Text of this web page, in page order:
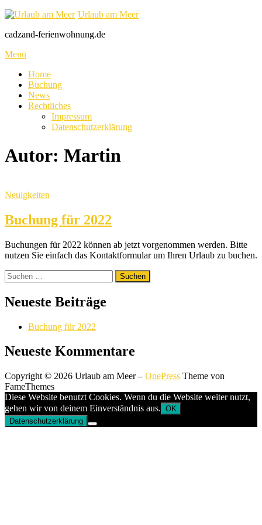
Zum
springen
Urlaub am Meer
cadzand-ferienwohnung.de
Menü
Home
Buchung
News
Rechtliches
Impressum
Datenschutzerklärung
Autor: Martin
Neuigkeiten
Buchung für 2022
Buchungen für 2022 können ab jetzt vorgenommen werden. Bitte
nutzen Sie einfach das Kontaktformular um Ihren Urlaub zu buchen.
Suchen
nach:
Neueste Beiträge
Buchung für 2022
Neueste Kommentare
Copyright © 2026 Urlaub am Meer– OnePress Theme von
FameThemes
Diese Website benutzt Cookies. Wenn du die Website weiter nutzt,
gehen wir von deinem Einverständnis aus. OK
Datenschutzerklärung